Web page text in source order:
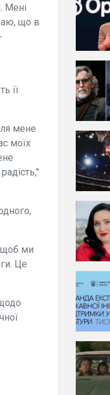
Мені
що в
її
мене
моїх
щоб ми
Це